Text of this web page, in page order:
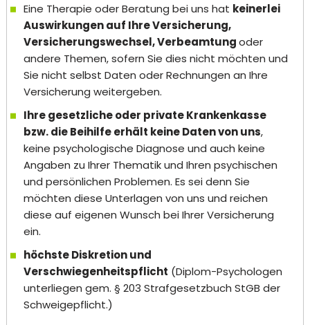
Eine Therapie oder Beratung bei uns hat keinerlei
Auswirkungen auf Ihre Versicherung,
Versicherungswechsel, Verbeamtungoder
andere Themen, sofern Sie dies nicht möchten und
Sie nicht selbst Daten oder Rechnungen an Ihre
Versicherung weitergeben.
Ihre gesetzliche oder private Krankenkasse
bzw. die Beihilfe erhält keine Daten von uns,
keine psychologische Diagnose und auch keine
Angaben zu Ihrer Thematik und Ihren psychischen
und persönlichen Problemen. Es sei denn Sie
möchten diese Unterlagen von uns und reichen
diese auf eigenen Wunsch bei Ihrer Versicherung
ein.
höchste Diskretion und
Verschwiegenheitspflicht (Diplom-Psychologen
unterliegen gem. § 203 Strafgesetzbuch StGB der
Schweigepflicht.)